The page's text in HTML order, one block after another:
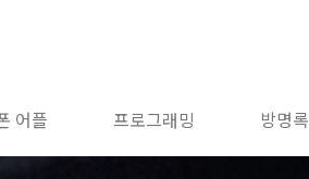
어플 프로그래밍 방명록